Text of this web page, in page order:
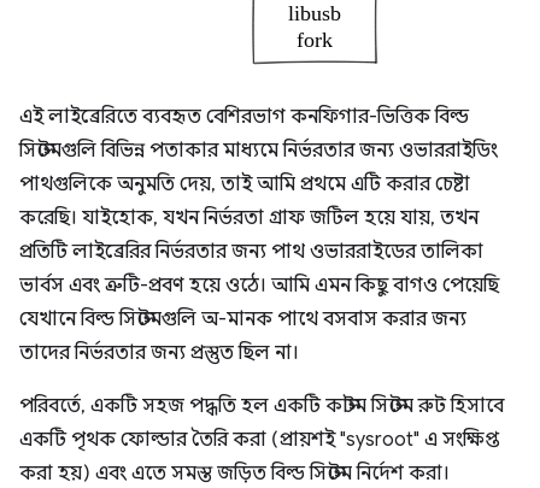
এই লাইব্রেরিতে ব্যবহৃত বেশিরভাগ কনফিগার-ভিত্তিক বিল্ড
সিস্টেমগুলি বিভিন্ন পতাকার মাধ্যমে নির্ভরতার জন্য ওভাররাইডিং
পাথগুলিকে অনুমতি দেয়, তাই আমি প্রথমে এটি করার চেষ্টা
করেছি। যাইহোক, যখন নির্ভরতা গ্রাফ জটিল হয়ে যায়, তখন
প্রতিটি লাইব্রেরির নির্ভরতার জন্য পাথ ওভাররাইডের তালিকা
ভার্বস এবং ত্রুটি-প্রবণ হয়ে ওঠে। আমি এমন কিছু বাগও পেয়েছি
যেখানে বিল্ড সিস্টেমগুলি অ-মানক পাথে বসবাস করার জন্য
তাদের নির্ভরতার জন্য প্রস্তুত ছিল না।
পরিবর্তে, একটি সহজ পদ্ধতি হল একটি কাস্টম সিস্টেম রুট হিসাবে
একটি পৃথক ফোল্ডার তৈরি করা (প্রায়শই "sysroot" এ সংক্ষিপ্ত
করা হয়) এবং এতে সমস্ত জড়িত বিল্ড সিস্টেম নির্দেশ করা।